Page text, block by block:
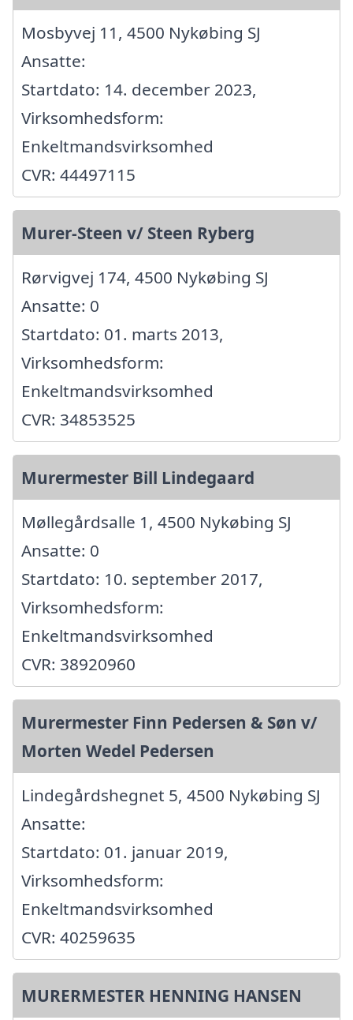
Mosbyvej 11, 4500 Nykøbing SJ
Ansatte:
Startdato: 14. december 2023,
Virksomhedsform:
Enkeltmandsvirksomhed
CVR: 44497115
Murer-Steen v/ Steen Ryberg
Rørvigvej 174, 4500 Nykøbing SJ
Ansatte: 0
Startdato: 01. marts 2013,
Virksomhedsform:
Enkeltmandsvirksomhed
CVR: 34853525
Murermester Bill Lindegaard
Møllegårdsalle 1, 4500 Nykøbing SJ
Ansatte: 0
Startdato: 10. september 2017,
Virksomhedsform:
Enkeltmandsvirksomhed
CVR: 38920960
Murermester Finn Pedersen & Søn v/
Morten Wedel Pedersen
Lindegårdshegnet 5, 4500 Nykøbing SJ
Ansatte:
Startdato: 01. januar 2019,
Virksomhedsform:
Enkeltmandsvirksomhed
CVR: 40259635
MURERMESTER HENNING HANSEN